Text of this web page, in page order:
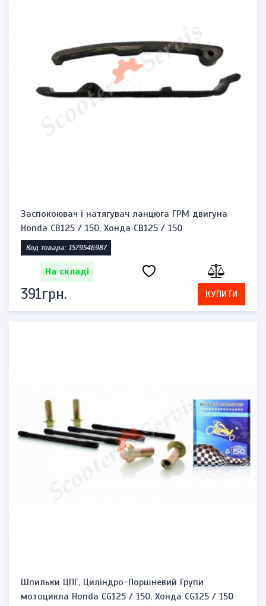
Заспокоювач і натягувач ланцюга ГРМ двигуна
Honda CB125 / 150, Хонда CB125 / 150
Код товара: 1579546987
На складі
391грн. КУПИТИ
Шпильки ЦПГ, Циліндро-Поршневий Групи
мотоцикла Honda CG125 / 150, Хонда CG125 / 150